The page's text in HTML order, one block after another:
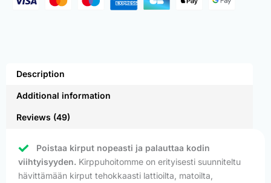
Description
Additional information
Reviews (49)
Poistaa kirput nopeasti ja palauttaa kodin
viihtyisyyden. Kirppuhoitomme on erityisesti suunniteltu
hävittämään kirput tehokkaasti lattioilta, matoilta,